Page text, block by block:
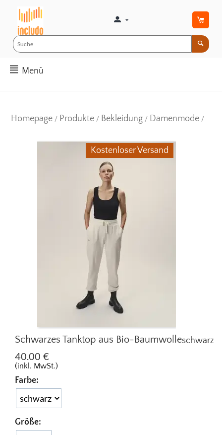
Menü
Homepage / Produkte / Bekleidung / Damenmode /
Kostenloser Versand
Schwarzes Tanktop aus Bio-Baumwolleschwarz
40.00 €
(inkl. MwSt.)
Farbe:
Größe: